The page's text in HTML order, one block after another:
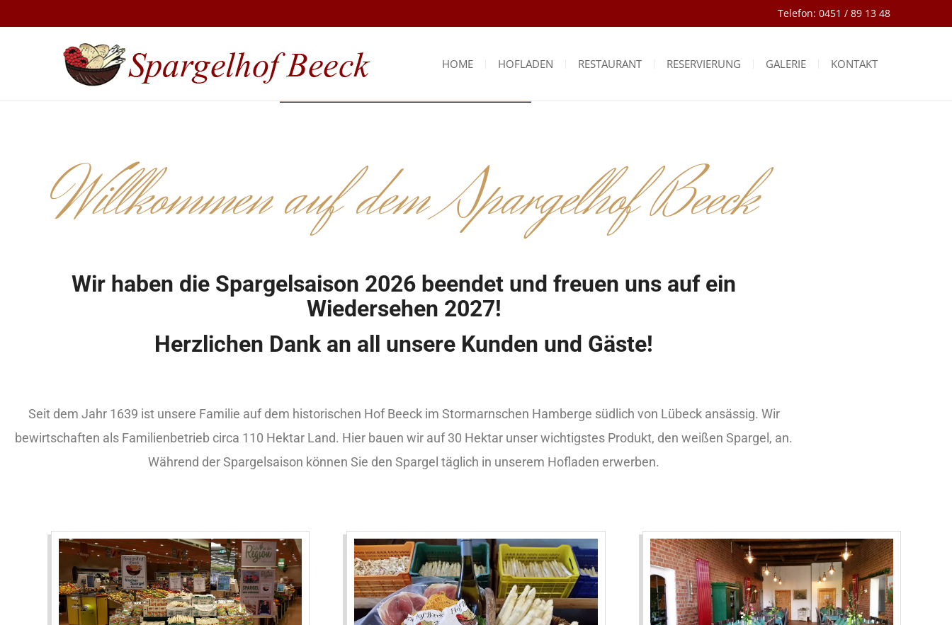
Telefon: 0451 / 89 13 48
HOME HOFLADEN RESTAURANT RESERVIERUNG GALERIE KONTAKT
WO SIE UNS FINDEN
Willkommen auf dem Spargelhof Beeck
Wir haben die Spargelsaison 2026 beendet und freuen uns auf ein
Wiedersehen 2027!
Herzlichen Dank an all unsere Kunden und Gäste!
Seit dem Jahr 1639 ist unsere Familie auf dem historischen Hof Beeck im Stormarnschen Hamberge südlich von Lübeck ansässig. Wir
bewirtschaften als Familienbetrieb circa 110 Hektar Land. Hier bauen wir auf 30 Hektar unser wichtigstes Produkt, den weißen Spargel, an.
Während der Spargelsaison können Sie den Spargel täglich in unserem Hofladen erwerben.